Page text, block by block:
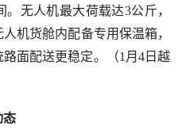
无人机最大荷载达3公斤，
机货舱内配备专用保温箱，
面配送更稳定。（1月4日越
态